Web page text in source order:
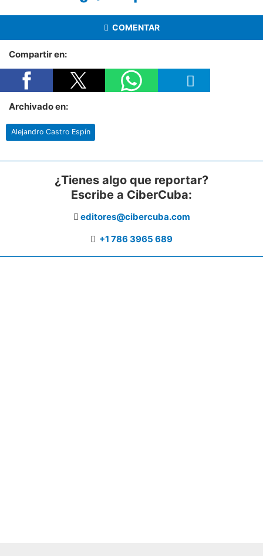
COMENTAR
Compartir en:
Archivado en:
Alejandro Castro Espín
¿Tienes algo que reportar?
Escribe a CiberCuba:
editores@cibercuba.com
+1 786 3965 689